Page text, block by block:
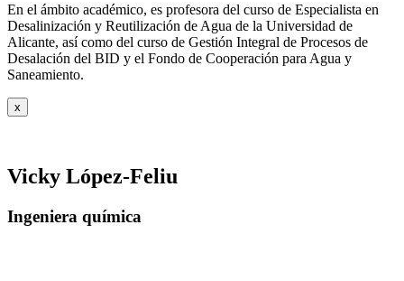
En el ámbito académico, es profesora del curso de Especialista en
Desalinización y Reutilización de Agua de la Universidad de
Alicante, así como del curso de Gestión Integral de Procesos de
Desalación del BID y el Fondo de Cooperación para Agua y
Saneamiento.
x
Vicky López-Feliu
Ingeniera química